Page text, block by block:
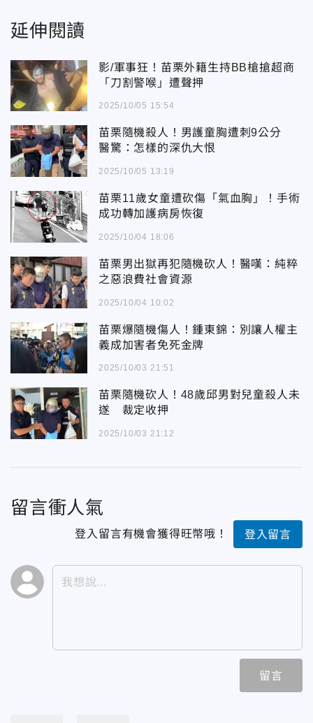
延伸閱讀
影/軍事狂！苗栗外籍生持BB槍搶超商
「刀割警喉」遭聲押
2025/10/05 15:54
苗栗隨機殺人！男護童胸遭刺9公分
醫驚：怎樣的深仇大恨
2025/10/05 13:19
苗栗11歲女童遭砍傷「氣血胸」！手術
成功轉加護病房恢復
2025/10/04 18:06
苗栗男出獄再犯隨機砍人！醫嘆：純粹
之惡浪費社會資源
2025/10/04 10:02
苗栗爆隨機傷人！鍾東錦：別讓人權主
義成加害者免死金牌
2025/10/03 21:51
苗栗隨機砍人！48歲邱男對兒童殺人未
遂 裁定收押
2025/10/03 21:12
留言衝人氣
登入留言有機會獲得旺幣哦！ 登入留言
留言